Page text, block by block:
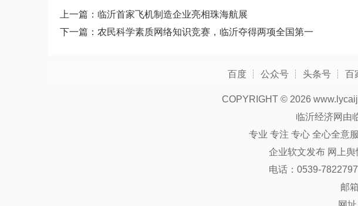
上一篇： 临沂首家飞机制造企业亮相珠海航展
下一篇： 农民科学素质网络知识竞赛，临沂夺得两项全国第一
百度 ┊ 公众号 ┊ 头条号 ┊ 百
COPYRIGHT © 2026
临沂经济网由
专业 专注 专心 全心全意
企业软文发布 网上
电话：0539-
邮